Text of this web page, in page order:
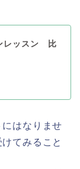
レッスン 比
はなりませ
てみること